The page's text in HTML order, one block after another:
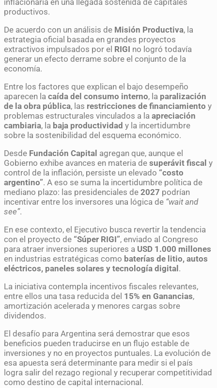
inflacionaria en una llegada sostenida de capitales
productivos.
De acuerdo con un análisis de Misión Productiva, la
estrategia oficial basada en grandes proyectos
extractivos impulsados por el RIGI no logró todavía
generar un efecto derrame sobre el conjunto de la
economía.
Entre los factores que explican el bajo desempeño
aparecen la caída del consumo interno, la paralización
de la obra pública, las restricciones de financiamiento y
problemas estructurales vinculados a la apreciación
cambiaria, la baja productividad y la incertidumbre
sobre la sostenibilidad del esquema económico.
Desde Fundación Capital agregan que, aunque el
Gobierno exhibe avances en materia de superávit fiscal y
control de la inflación, persiste un elevado “costo
argentino”. A eso se suma la incertidumbre política de
mediano plazo: las presidenciales de 2027 podrían
incentivar entre los inversores una lógica de “wait and
see”.
En ese contexto, el Ejecutivo busca revertir la tendencia
con el proyecto de “Súper RIGI”, enviado al Congreso
para atraer inversiones superiores a USD 1.000 millones
en industrias estratégicas como baterías de litio, autos
eléctricos, paneles solares y tecnología digital .
La iniciativa contempla incentivos fiscales relevantes,
entre ellos una tasa reducida del 15% en Ganancias,
amortización acelerada y menores cargas sobre
dividendos.
El desafío para Argentina será demostrar que esos
beneficios pueden traducirse en un flujo estable de
inversiones y no en proyectos puntuales. La evolución de
esa apuesta será determinante para medir si el país
logra salir del rezago regional y recuperar competitividad
como destino de capital internacional.